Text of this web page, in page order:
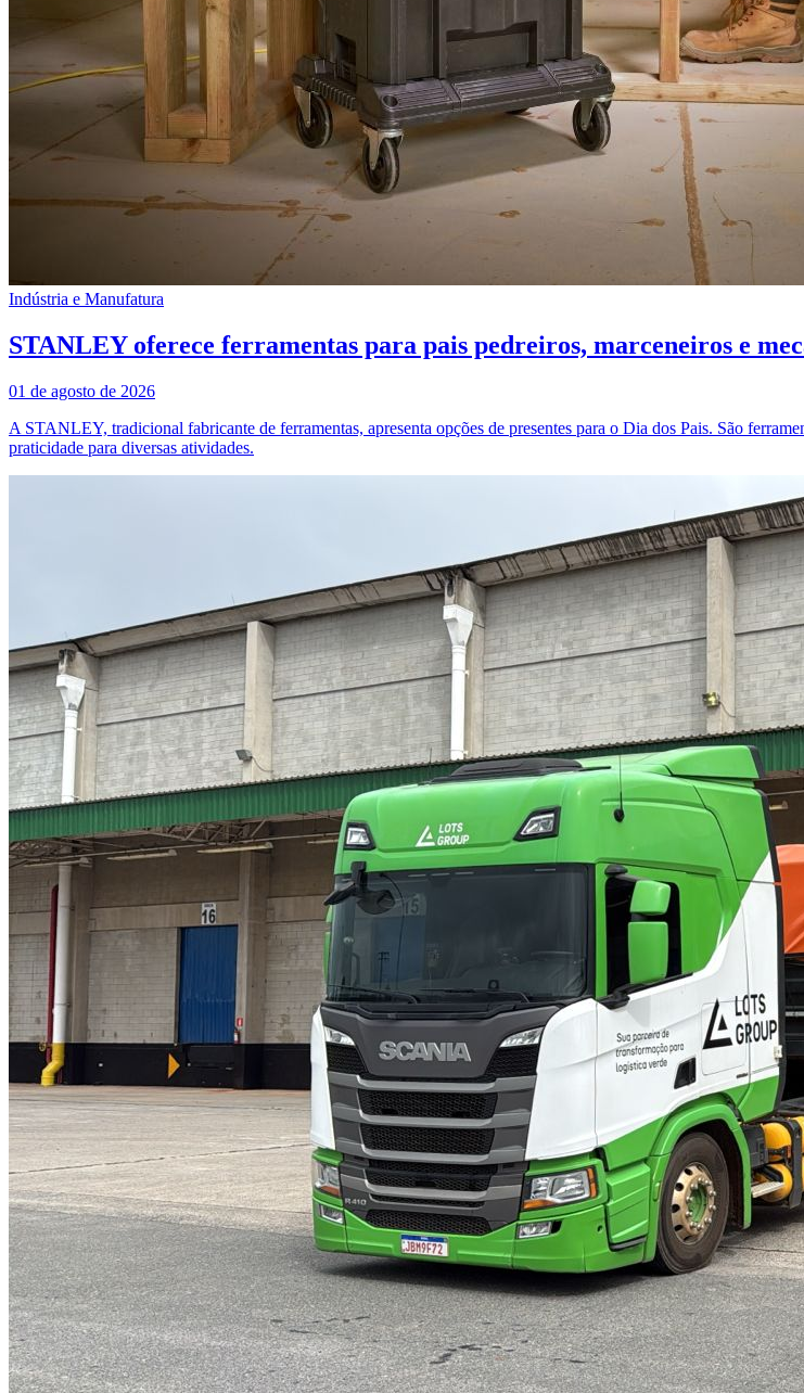
Indústria e Manufatura
STANLEY oferece ferramentas para pais pedreiros, marceneiros e
01 de agosto de 2026
A STANLEY, tradicional fabricante de ferramentas, apresenta opções de presentes para o Dia dos Pais. São
praticidade para diversas atividades.